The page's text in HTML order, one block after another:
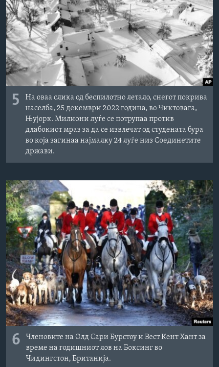
ИНТЕРВЈУА
Јазици
5
На оваа слика од беспилотно летало, снегот покрива
населба, 25 декември 2022 година, во Чиктовага,
Њујорк. Милиони луѓе се потрупаа против
длабокиот мраз за да се извлечат од студената бура
во која загинаа најмалку 24 луѓе низ Соединетите
држави.
6
Членовите на Олд Сари Бурстоу и Вест Кент Хант за
време на годишниот лов на Боксинг во
Чидингстон, Британија.